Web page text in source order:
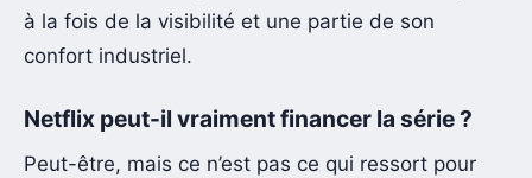
à la fois de la visibilité et une partie de son
confort industriel.
Netflix peut-il vraiment financer la série ?
Peut-être, mais ce n’est pas ce qui ressort pour